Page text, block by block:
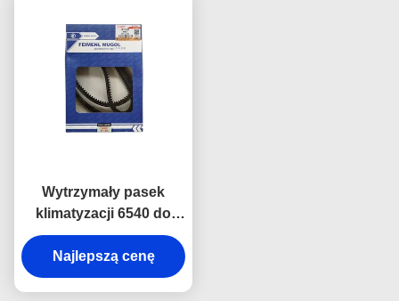
żywotność.
Wytrzymały pasek
klimatyzacji 6540 do
pojazdów z silnikiem
Diesla Isuzu NHKR,
wykonany z gumy o
Najlepszą cenę